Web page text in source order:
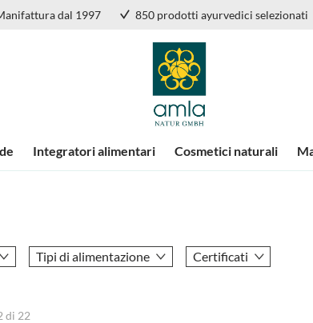
dal 1997 850 prodotti ayurvedici selezionati
Integratori alimentari Cosmetici naturali
Tipi di alimentazione Certificati
di 22